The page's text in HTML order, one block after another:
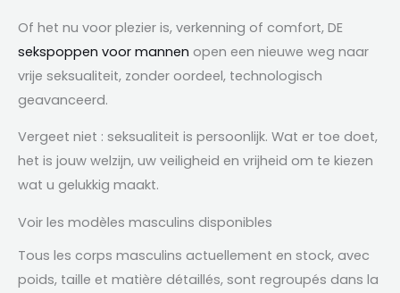
Of het nu voor plezier is, verkenning of comfort, DE
sekspoppen voor mannen open een nieuwe weg naar
vrije seksualiteit, zonder oordeel, technologisch
geavanceerd.
Vergeet niet : seksualiteit is persoonlijk. Wat er toe doet,
het is jouw welzijn, uw veiligheid en vrijheid om te kiezen
wat u gelukkig maakt.
Voir les modèles masculins disponibles
Tous les corps masculins actuellement en stock, avec
poids, taille et matière détaillés, sont regroupés dans la